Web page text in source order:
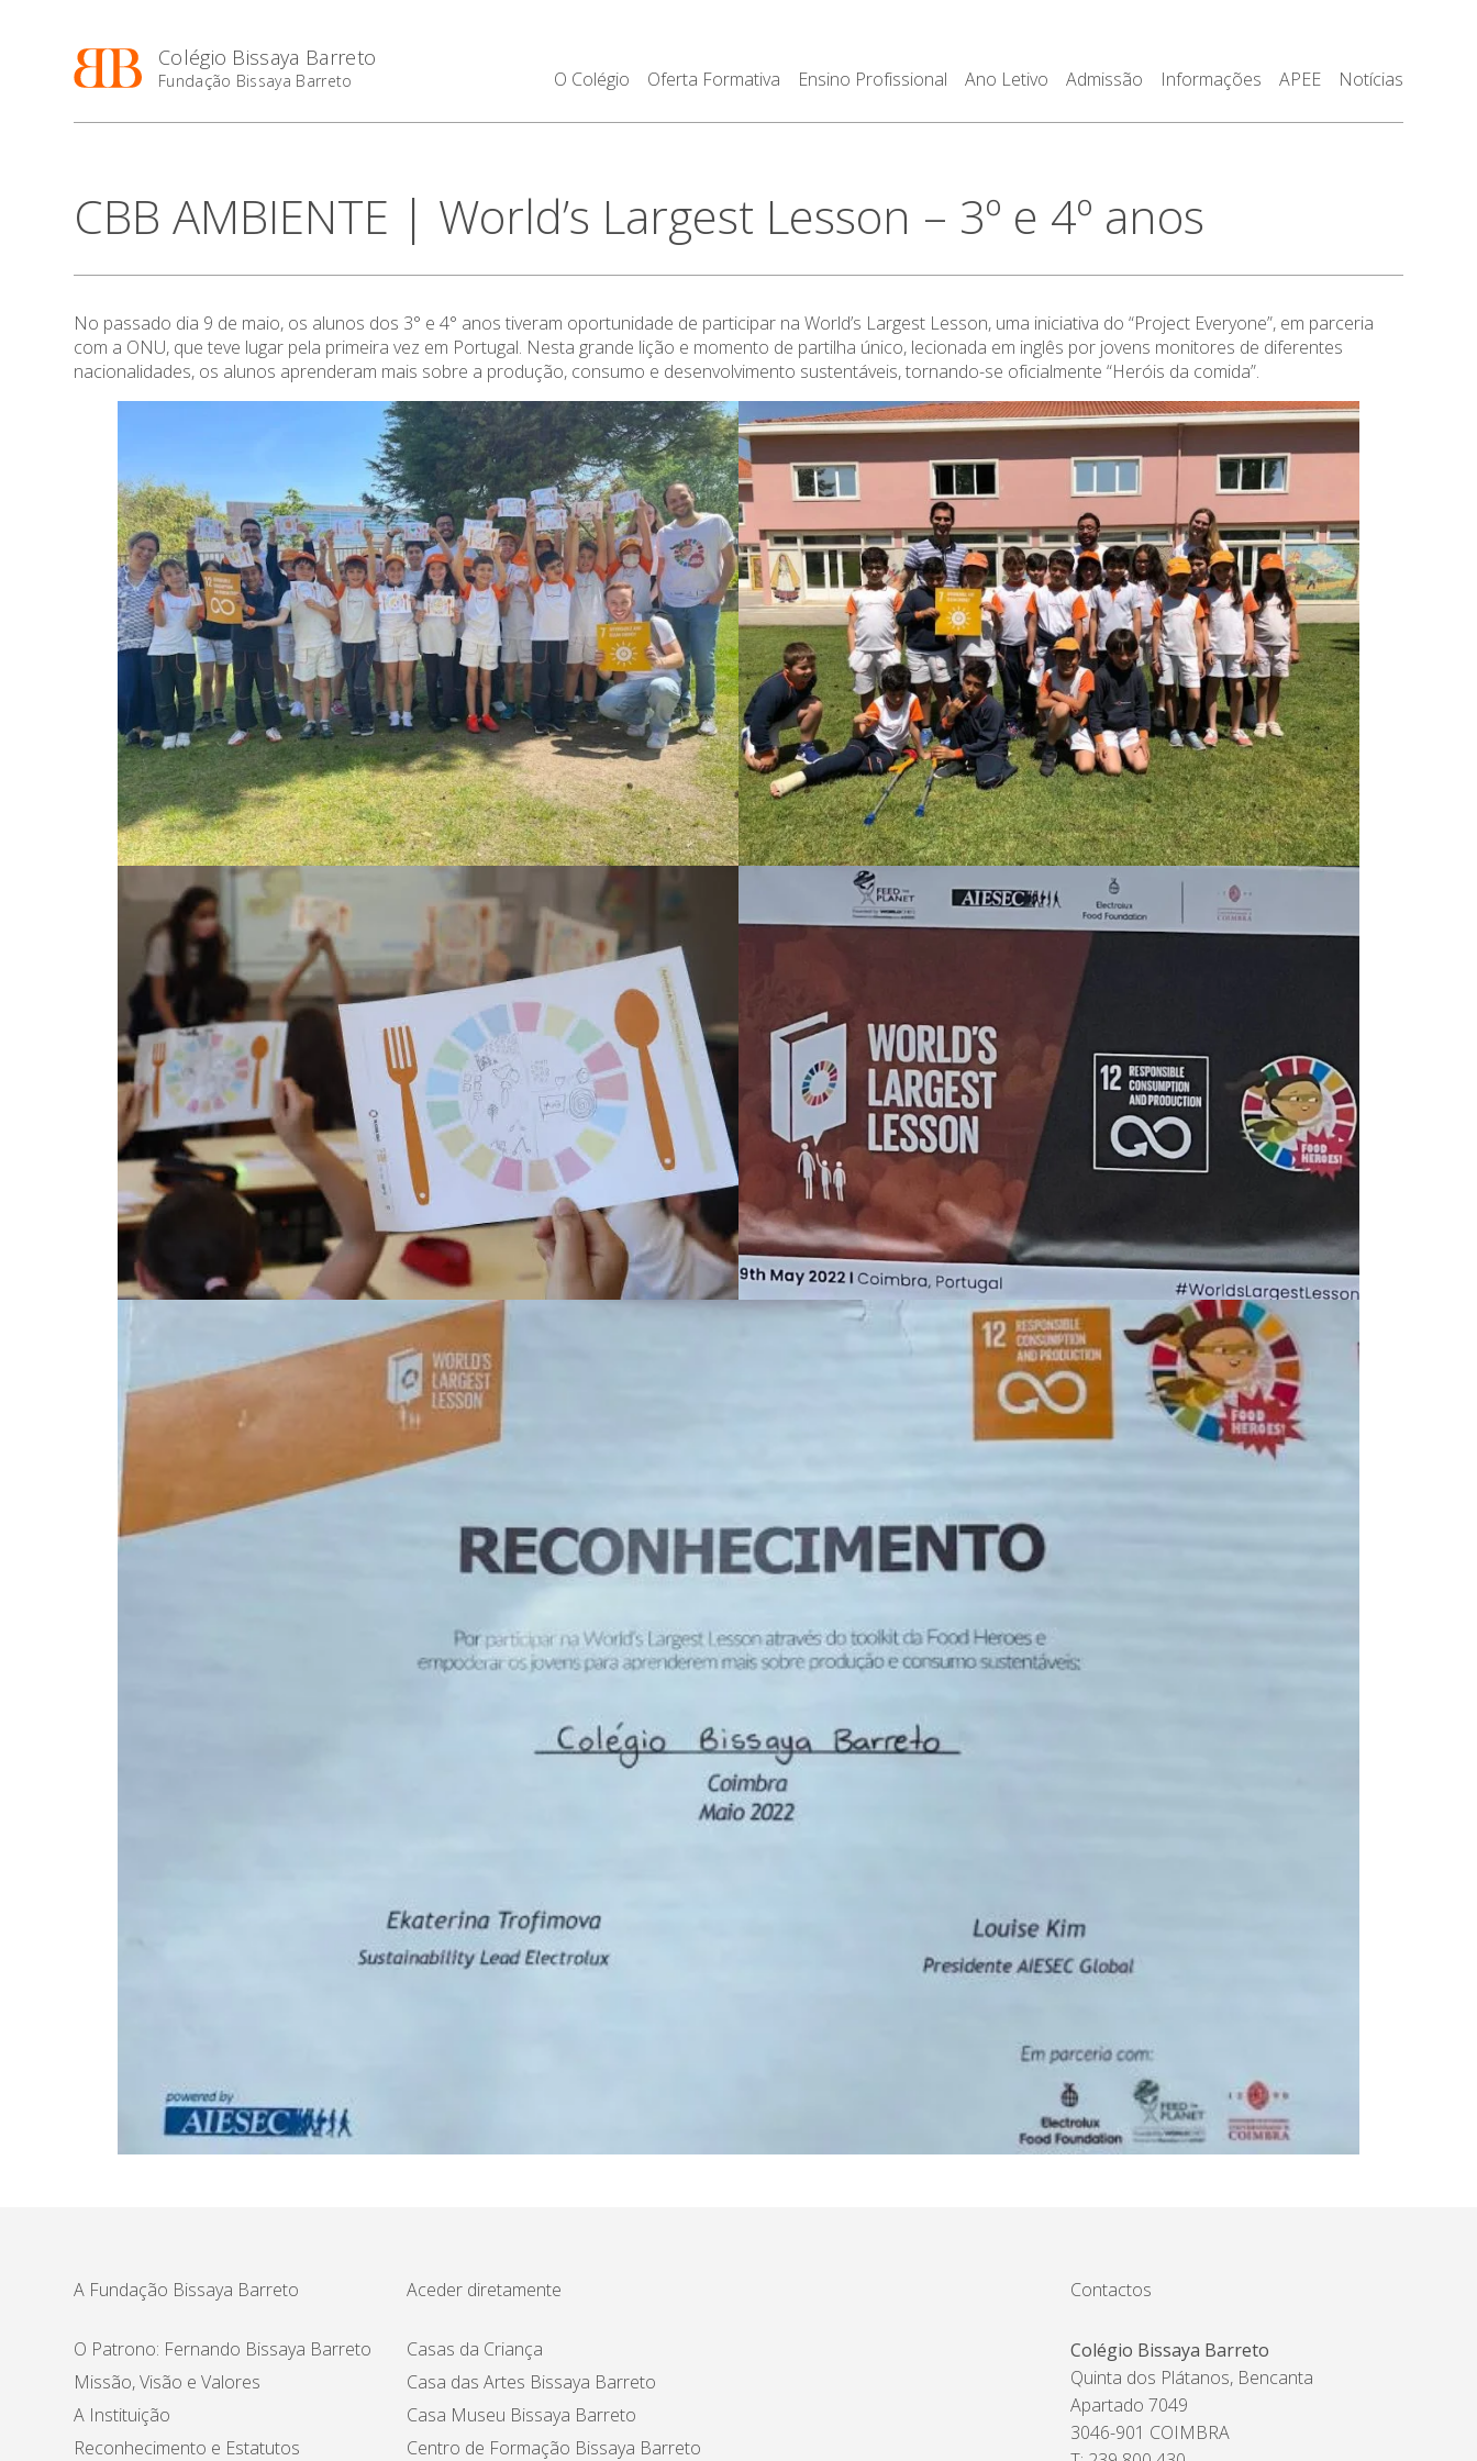
Colégio Bissaya Barreto
Fundação Bissaya Barreto O Colégio Oferta Formativa Ensino Profissional Ano Letivo Admissão Informações APEE Notícias
CBB AMBIENTE | World’s Largest Lesson – 3º e 4º anos
No passado dia 9 de maio, os alunos dos 3° e 4° anos tiveram oportunidade de participar na World’s Largest Lesson, uma iniciativa do “Project Everyone”, em parceria
com a ONU, que teve lugar pela primeira vez em Portugal. Nesta grande lição e momento de partilha único, lecionada em inglês por jovens monitores de diferentes
nacionalidades, os alunos aprenderam mais sobre a produção, consumo e desenvolvimento sustentáveis, tornando-se oficialmente “Heróis da comida”.
A Fundação Bissaya Barreto
O Patrono: Fernando Bissaya Barreto
Missão, Visão e Valores
A Instituição
Reconhecimento e Estatutos
Aceder diretamente
Casas da Criança
Casa das Artes Bissaya Barreto
Casa Museu Bissaya Barreto
Centro de Formação Bissaya Barreto
Contactos
Colégio Bissaya Barreto
Quinta dos Plátanos, Bencanta
Apartado 7049
3046-901 COIMBRA